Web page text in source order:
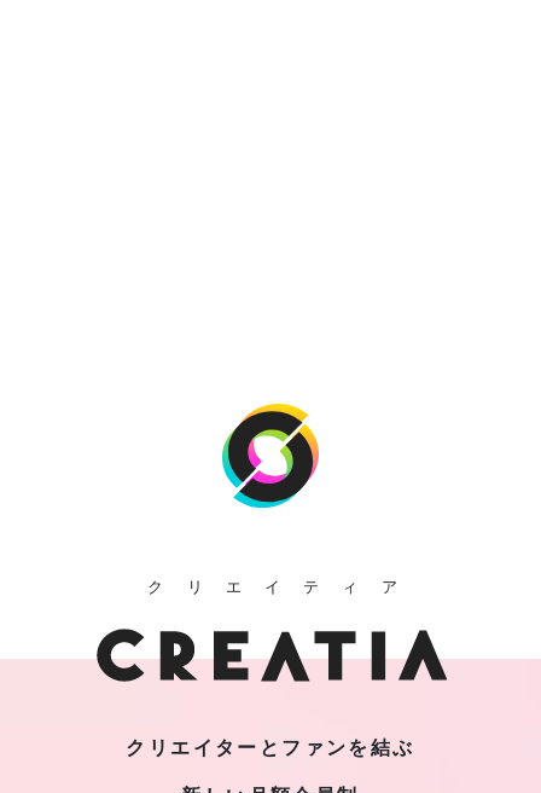
クリエイティア
クリエイターとファンを結ぶ